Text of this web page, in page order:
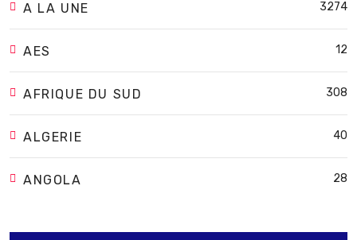
A LA UNE 3274
AES 12
AFRIQUE DU SUD 308
ALGERIE 40
ANGOLA 28